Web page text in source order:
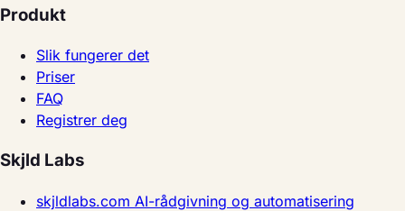
Produkt
Slik fungerer det
Priser
FAQ
Registrer deg
Skjld Labs
skjldlabs.com AI-rådgivning og automatisering